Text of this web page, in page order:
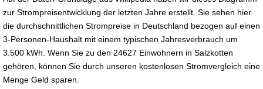
zur Strompreisentwicklung der letzten Jahre erstellt. Sie sehen hier
die durchschnittlichen Strompreise in Deutschland bezogen auf einen
3-Personen-Haushalt mit einem typischen Jahresverbrauch um
3.500 kWh. Wenn Sie zu den 24627 Einwohnern in Salzkotten
gehören, können Sie durch unseren kostenlosen Stromvergleich eine
Menge Geld sparen.